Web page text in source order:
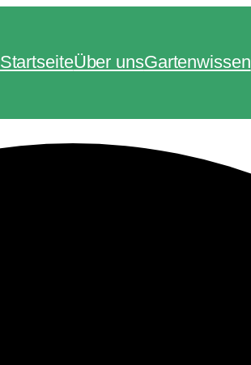
StartseiteÜber unsGartenwissen